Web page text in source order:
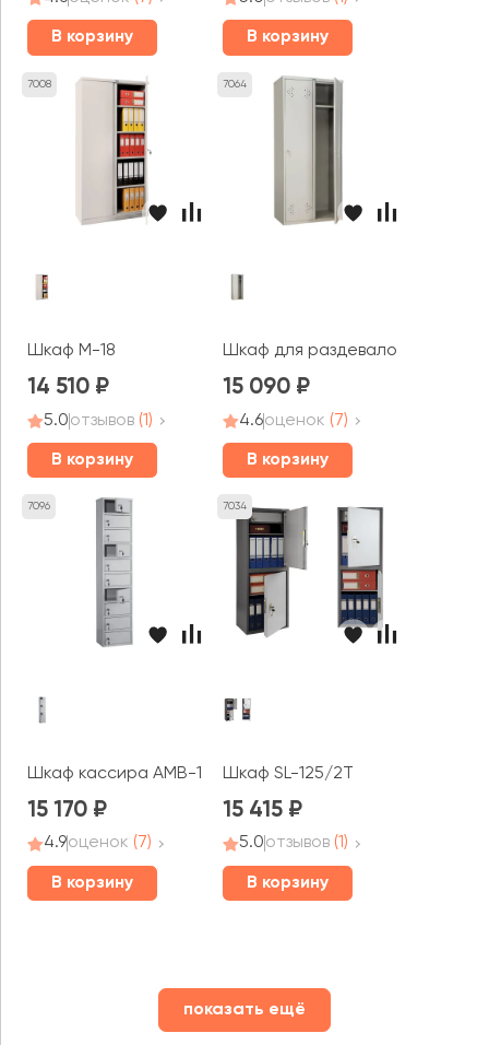
В корзину В корзину
7008
Шкаф M-18
14 510
5.0отзывов (1)
В корзину
7064
Шкаф для раздевалок
15 090
4.6оценок (7)
В корзину
7096
Шкаф кассира AMB-140/10
15 170
4.9оценок (7)
В корзину
7034
Шкаф SL-125/2T
15 415
5.0отзывов (1)
В корзину
показать ещё